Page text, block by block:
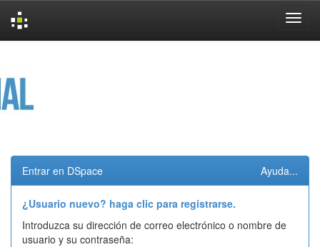
Entrar en DSpace Ayuda...
¿Usuario nuevo? haga clic para registrarse.
Introduzca su dirección de correo electrónico o nombre de
usuario y su contraseña: